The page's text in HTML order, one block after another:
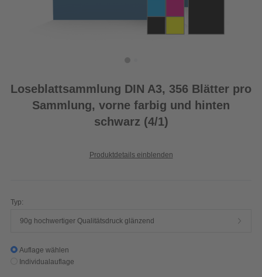
Loseblattsammlung DIN A3, 356 Blätter pro
Sammlung, vorne farbig und hinten
schwarz (4/1)
Produktdetails einblenden
Typ:
90g hochwertiger Qualitätsdruck glänzend
Auflage wählen
Individualauflage